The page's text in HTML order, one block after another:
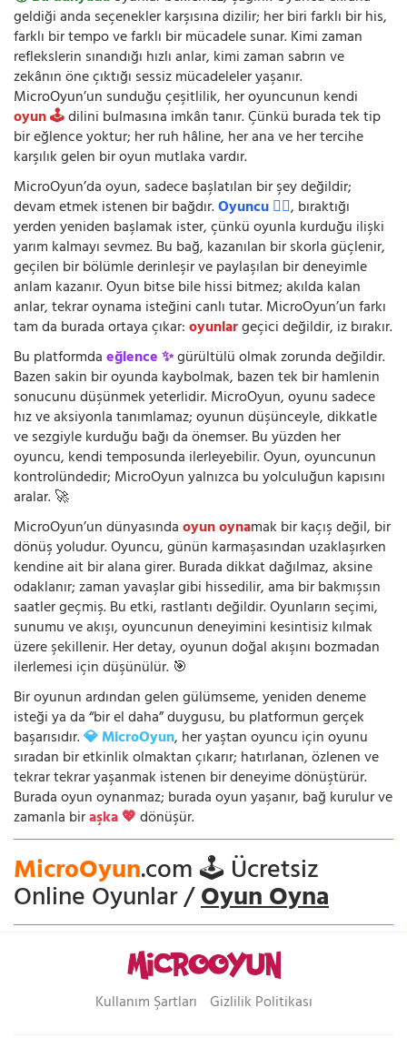
geldiği anda seçenekler karşısına dizilir; her biri farklı bir his,
farklı bir tempo ve farklı bir mücadele sunar. Kimi zaman
reflekslerin sınandığı hızlı anlar, kimi zaman sabrın ve
zekânın öne çıktığı sessiz mücadeleler yaşanır.
MicroOyun’un sunduğu çeşitlilik, her oyuncunun kendi
oyun 🕹️dilini bulmasına imkân tanır. Çünkü burada tek tip
bir eğlence yoktur; her ruh hâline, her ana ve her tercihe
karşılık gelen bir oyun mutlaka vardır.
MicroOyun’da oyun, sadece başlatılan bir şey değildir;
devam etmek istenen bir bağdır.Oyuncu 🧍‍♂️, bıraktığı
yerden yeniden başlamak ister, çünkü oyunla kurduğu ilişki
yarım kalmayı sevmez. Bu bağ, kazanılan bir skorla güçlenir,
geçilen bir bölümle derinleşir ve paylaşılan bir deneyimle
anlam kazanır. Oyun bitse bile hissi bitmez; akılda kalan
anlar, tekrar oynama isteğini canlı tutar. MicroOyun’un farkı
tam da burada ortaya çıkar:oyunlargeçici değildir, iz bırakır.
Bu platformdaeğlence ✨gürültülü olmak zorunda değildir.
Bazen sakin bir oyunda kaybolmak, bazen tek bir hamlenin
sonucunu düşünmek yeterlidir. MicroOyun, oyunu sadece
hız ve aksiyonla tanımlamaz; oyunun düşünceyle, dikkatle
ve sezgiyle kurduğu bağı da önemser. Bu yüzden her
oyuncu, kendi temposunda ilerleyebilir. Oyun, oyuncunun
kontrolündedir; MicroOyun yalnızca bu yolculuğun kapısını
aralar. 🚀
MicroOyun’un dünyasındaoyun oynamak bir kaçış değil, bir
dönüş yoludur. Oyuncu, günün karmaşasından uzaklaşırken
kendine ait bir alana girer. Burada dikkat dağılmaz, aksine
odaklanır; zaman yavaşlar gibi hissedilir, ama bir bakmışsın
saatler geçmiş. Bu etki, rastlantı değildir. Oyunların seçimi,
sunumu ve akışı, oyuncunun deneyimini kesintisiz kılmak
üzere şekillenir. Her detay, oyunun doğal akışını bozmadan
ilerlemesi için düşünülür. 🎯
Bir oyunun ardından gelen gülümseme, yeniden deneme
isteği ya da “bir el daha” duygusu, bu platformun gerçek
başarısıdır.💎 MicroOyun, her yaştan oyuncu için oyunu
sıradan bir etkinlik olmaktan çıkarır; hatırlanan, özlenen ve
tekrar tekrar yaşanmak istenen bir deneyime dönüştürür.
Burada oyun oynanmaz; burada oyun yaşanır, bağ kurulur ve
zamanla biraşka 💖dönüşür.
MicroOyun.com 🕹️ Ücretsiz
Online Oyunlar /Oyun Oyna
Kullanım Şartları Gizlilik Politikası